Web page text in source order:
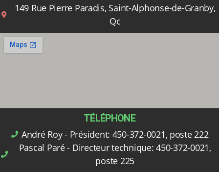
149 Rue Pierre Paradis, Saint-Alphonse-de-Granby,
Qc
TÉLÉPHONE
André Roy - Président: 450-372-0021, poste 222
Pascal Paré - Directeur technique: 450-372-0021,
poste 225